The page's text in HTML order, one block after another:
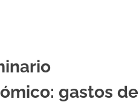
gastos de